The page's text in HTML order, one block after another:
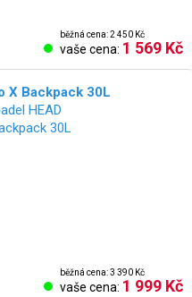
běžná cena: 2 450 Kč
vaše cena: 1 569 Kč
X Backpack 30L
běžná cena: 3 390 Kč
vaše cena: 1 999 Kč